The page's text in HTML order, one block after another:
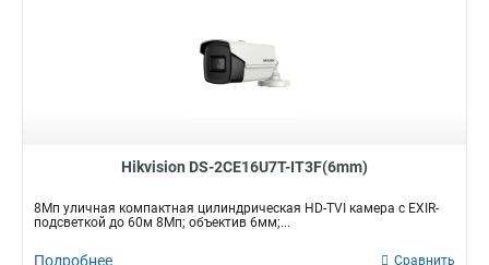
Hikvision DS-2CE16U7T-IT3F(6mm)
8Мп уличная компактная цилиндрическая HD-TVI камера с EXIR-
подсветкой до 60м 8Мп; объектив 6мм;...
Подробнее Сравнить